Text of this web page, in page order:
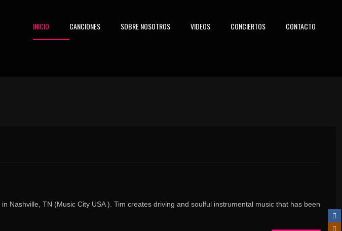
INICIO CANCIONES SOBRE NOSOTROS VIDEOS CONCIERTOS CONTACTO
Nashville, TN (Music City USA ). Tim creates driving and soulful instrumental music that has been